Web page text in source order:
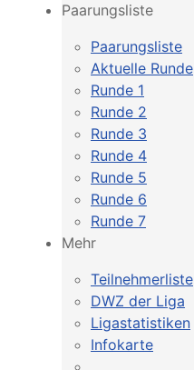
Paarungsliste
Paarungsliste
Aktuelle Runde
Runde 1
Runde 2
Runde 3
Runde 4
Runde 5
Runde 6
Runde 7
Mehr
Teilnehmerliste
DWZ der Liga
Ligastatistiken
Infokarte